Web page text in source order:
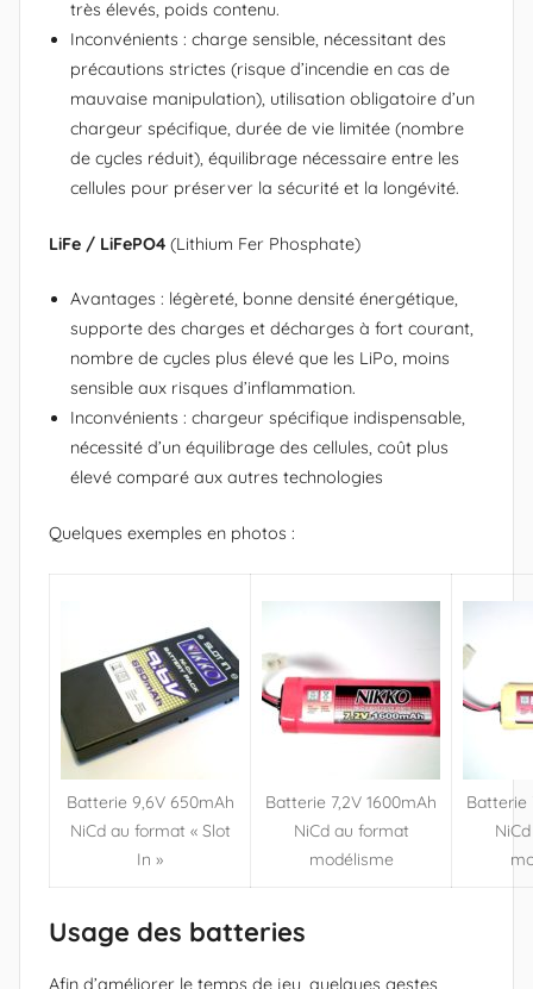
très élevés, poids contenu.
Inconvénients : charge sensible, nécessitant des
précautions strictes (risque d’incendie en cas de
mauvaise manipulation), utilisation obligatoire d’un
chargeur spécifique, durée de vie limitée (nombre
de cycles réduit), équilibrage nécessaire entre les
cellules pour préserver la sécurité et la longévité.
LiFe / LiFePO4 (Lithium Fer Phosphate)
Avantages : légèreté, bonne densité énergétique,
supporte des charges et décharges à fort courant,
nombre de cycles plus élevé que les LiPo, moins
sensible aux risques d’inflammation.
Inconvénients : chargeur spécifique indispensable,
nécessité d’un équilibrage des cellules, coût plus
élevé comparé aux autres technologies
Quelques exemples en photos :
Batterie 9,6V 650mAh
NiCd au format « Slot
In »
Batterie 7,2V 1600mAh
NiCd au format
modélisme
Batterie
Usage des batteries
Afin d’améliorer le temps de jeu, quelques gestes